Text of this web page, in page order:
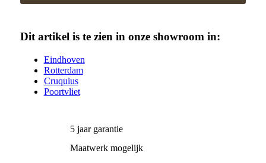
Dit artikel is te zien in onze showroom in:
Eindhoven
Rotterdam
Cruquius
Poortvliet
5 jaar garantie
Maatwerk mogelijk